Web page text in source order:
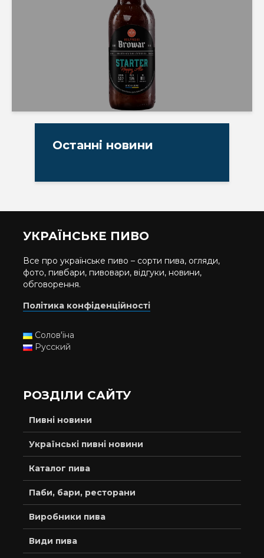
Останні новини
УКРАЇНСЬКЕ ПИВО
Все про українське пиво – сорти пива, огляди,
фото, пивбари, пивовари, відгуки, новини,
обговорення.
Політика конфіденційності
Солов'їна
Русский
РОЗДІЛИ САЙТУ
Пивні новини
Українські пивні новини
Каталог пива
Паби, бари, ресторани
Виробники пива
Види пива